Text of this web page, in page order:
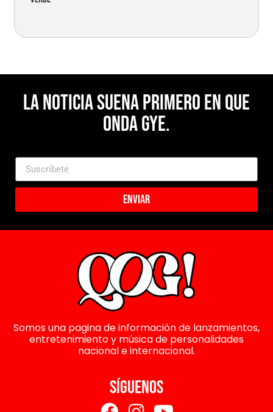
La noticia suena primero en Que
Onda Gye.
Enviar
Somos una pagina de información de lanzamientos,
entretenimiento y música de personalidades
nacional e internacional.
SÍGUENOS